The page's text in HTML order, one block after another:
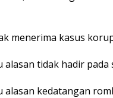
menerima kasus
alasan tidak hadir
alasan kedatangan